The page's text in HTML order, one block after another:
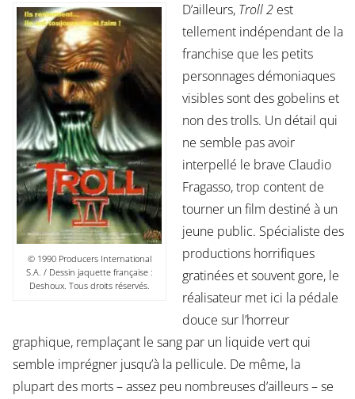
© 1990 Producers International
S.A. / Dessin jaquette française :
Deshoux. Tous droits réservés.
D’ailleurs, Troll 2est
tellement indépendant de la
franchise que les petits
personnages démoniaques
visibles sont des gobelins et
non des trolls. Un détail qui
ne semble pas avoir
interpellé le brave Claudio
Fragasso, trop content de
tourner un film destiné à un
jeune public. Spécialiste des
productions horrifiques
gratinées et souvent gore, le
réalisateur met ici la pédale
douce sur l’horreur
graphique, remplaçant le sang par un liquide vert qui
semble imprégner jusqu’à la pellicule. De même, la
plupart des morts – assez peu nombreuses d’ailleurs – se